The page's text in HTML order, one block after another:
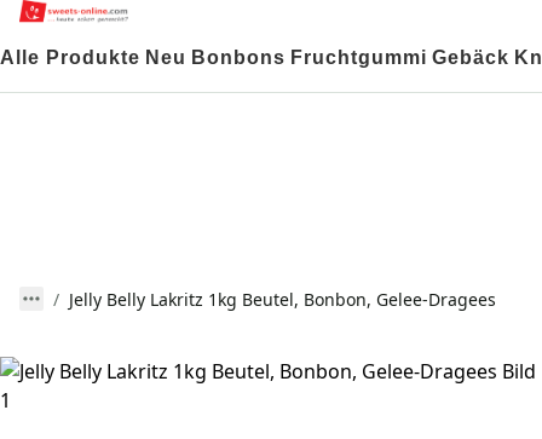
Alle Produkte Neu Bonbons Fruchtgummi Gebäck
Jelly Belly Lakritz 1kg Beutel, Bonbon, Gelee-Dragees